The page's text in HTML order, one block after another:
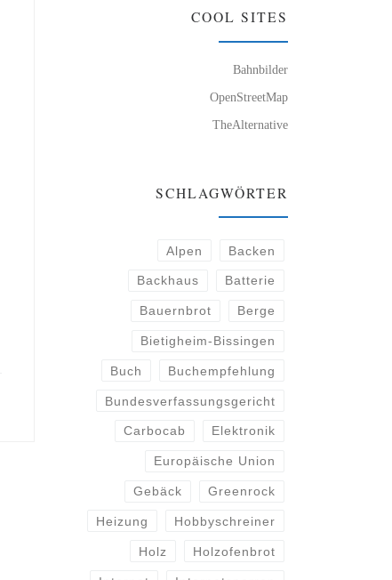
COOL SITES
Bahnbilder
OpenStreetMap
TheAlternative
SCHLAGWÖRTER
Alpen Backen
Backhaus Batterie
Bauernbrot Berge
Bietigheim-Bissingen
Buch Buchempfehlung
Bundesverfassungsgericht
Carbocab Elektronik
Europäische Union
Gebäck Greenrock
Heizung Hobbyschreiner
Holz Holzofenbrot